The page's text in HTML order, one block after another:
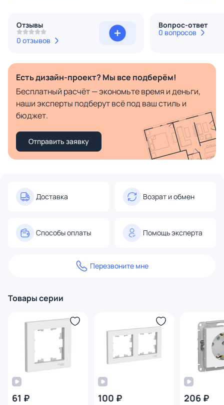
Отзывы
0 отзывов
Вопрос-ответ
0 вопросов
Есть дизайн-проект? Мы все подберём!
Бесплатный расчёт — экономьте время и деньги,
наши эксперты подберут всё под ваш стиль и
бюджет.
Отправить заявку
Доставка Возрат и обмен
Способы оплаты Помощь эксперта
Перезвоните мне
Товары серии
61 ₽ 100 ₽ 206 ₽